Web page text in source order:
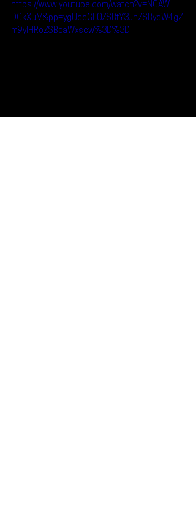
https://www.youtube.com/watch?v=NGAW-
DGkXuM&pp=ygUcdGF0ZSBtY3JhZSBydW4gZ
m9yIHRoZSBoaWxscw%3D%3D